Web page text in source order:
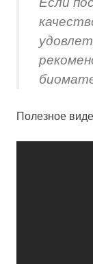
Полезное